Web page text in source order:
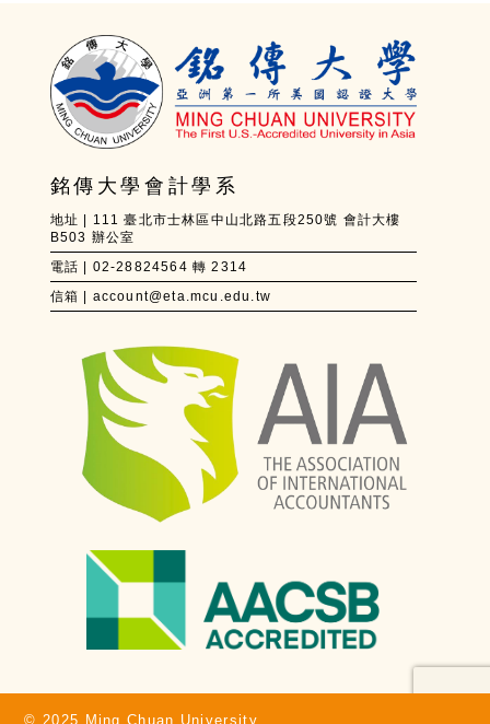
銘傳大學會計學系
地址 | 111 臺北市士林區中山北路五段250號 會計大樓
B503 辦公室
電話 | 02-28824564 轉 2314
信箱 | account@eta.mcu.edu.tw
© 2025 Ming Chuan University